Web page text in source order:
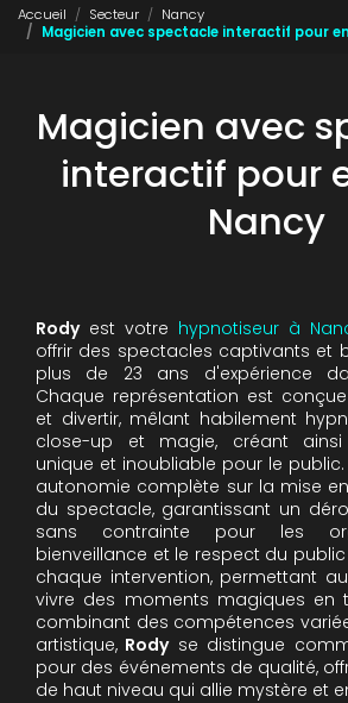
Accueil Secteur
Nancy
Magicien avec spectacle interactif pour
Magicien avec
interactif pour
Nancy
Rodyest votre hypnotiseur à
offrir des spectacles captivants et
plus de 23 ans d'expérience
Chaque représentation est
et divertir, mêlant habilement
close-up et magie, créant ainsi
unique et inoubliable pour le public.
autonomie complète sur la mise
du spectacle, garantissant un
sans contrainte pour les
bienveillance et le respect du
chaque intervention, permettant
vivre des moments magiques en
combinant des compétences
artistique, Rodyse distingue
pour des événements de qualité,
de haut niveau qui allie mystère et